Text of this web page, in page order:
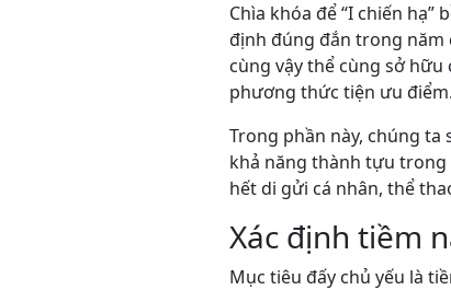
Chìa khóa để “I chiến
định đúng đắn trong năm
cùng vậy thể cùng sở
phương thức tiện ưu điểm.
Trong phần này, chúng
khả năng thành tựu
hết di gửi cá nhân, thể
Xác định tiềm
Mục tiêu đấy chủ yếu là